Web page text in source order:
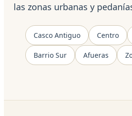
las zonas urbanas y
Casco Antiguo Centro
Barrio Sur Afueras